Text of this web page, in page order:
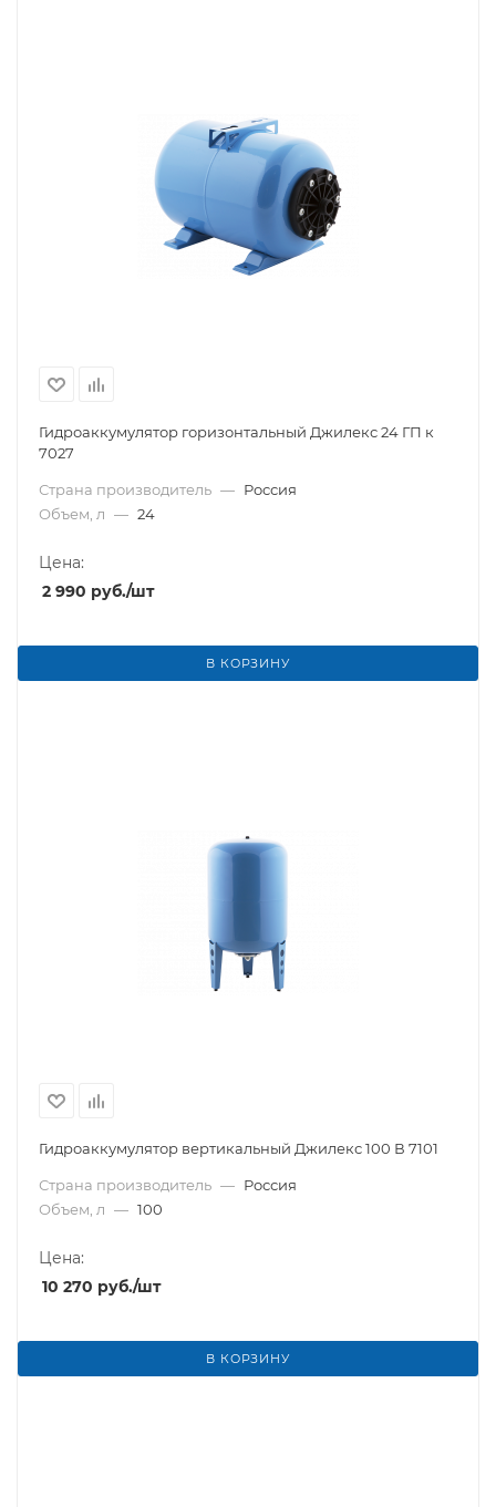
Гидроаккумулятор горизонтальный Джилекс 24 ГП к
7027
Страна производитель — Россия
Объем, л — 24
Цена:
2 990 руб./шт
В КОРЗИНУ
Гидроаккумулятор вертикальный Джилекс 100 В 7101
Страна производитель — Россия
Объем, л — 100
Цена:
10 270 руб./шт
В КОРЗИНУ